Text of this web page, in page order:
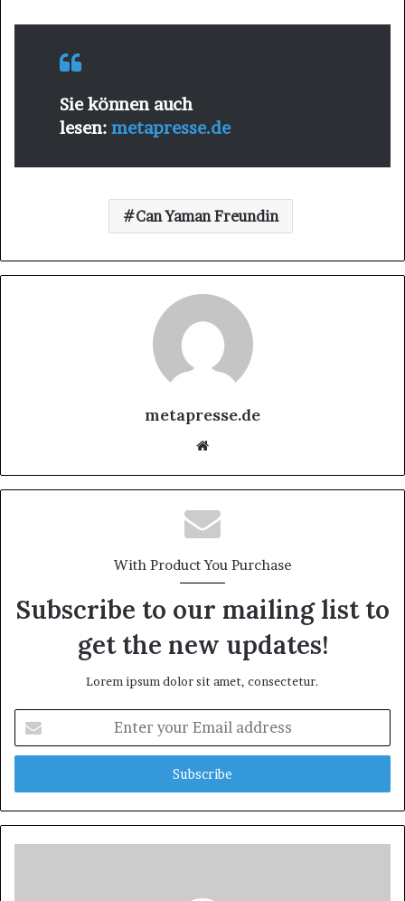
Sie können auch
lesen: metapresse.de
Can Yaman Freundin
metapresse.de
Website
With Product You Purchase
Subscribe to our mailing list to
get the new updates!
Lorem ipsum dolor sit amet, consectetur.
your
Email